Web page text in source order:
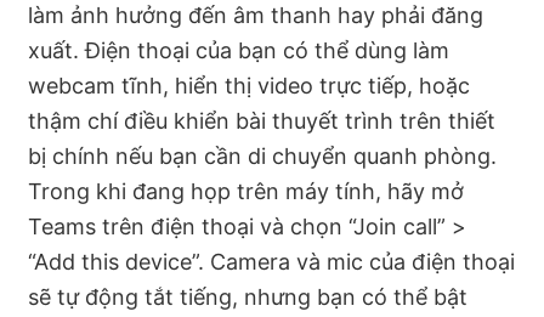
làm ảnh hưởng đến âm thanh hay phải đăng
xuất. Điện thoại của bạn có thể dùng làm
webcam tĩnh, hiển thị video trực tiếp, hoặc
thậm chí điều khiển bài thuyết trình trên thiết
bị chính nếu bạn cần di chuyển quanh phòng.
Trong khi đang họp trên máy tính, hãy mở
Teams trên điện thoại và chọn “Join call” >
“Add this device”. Camera và mic của điện thoại
sẽ tự động tắt tiếng, nhưng bạn có thể bật